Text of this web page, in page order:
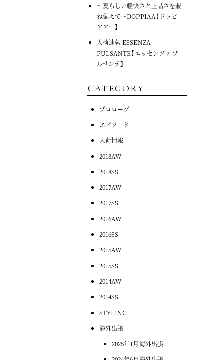
～夏らしい軽快さと上品さを兼
ね備えて～DOPPIAA【ドッピ
アアー】
入荷速報 ESSENZA
PULSANTE【エッセンツァ プ
ルサンテ】
CATEGORY
プロローグ
エピソード
入荷情報
2018AW
2018SS
2017AW
2017SS
2016AW
2016SS
2015AW
2015SS
2014AW
2014SS
STYLING
海外出張
2025年1月海外出張